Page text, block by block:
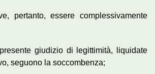
pertanto, essere complessivamente
giudizio di legittimità, liquidate
seguono la soccombenza;